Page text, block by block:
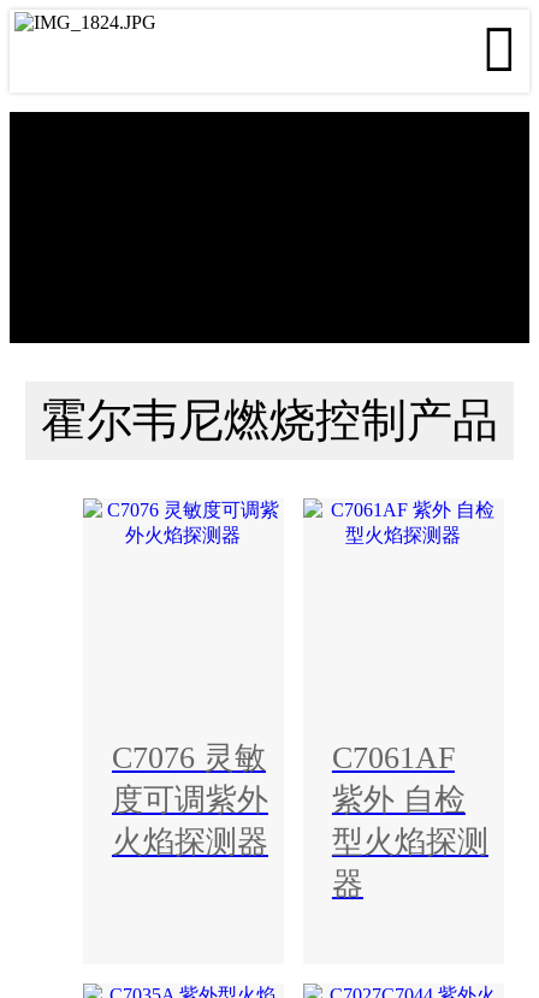

霍尔韦尼燃烧控制产品
C7076 灵敏
度可调紫外
火焰探测器
C7061AF
紫外 自检
型火焰探测
器